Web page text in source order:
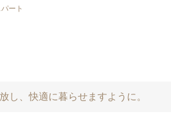
ート
し、快適に暮らせますように。